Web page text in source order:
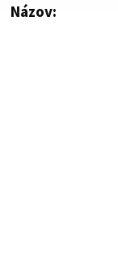
Názov: